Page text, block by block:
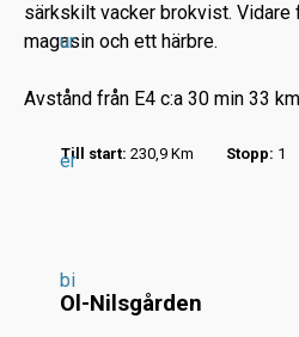
ur
er
bi
särkskilt vacker brokvist. Vidare
magasin och ett härbre.
Avstånd från E4 c:a 30 min 33 km
Till start: 230,9 Km Stopp: 1
Ol-Nilsgården